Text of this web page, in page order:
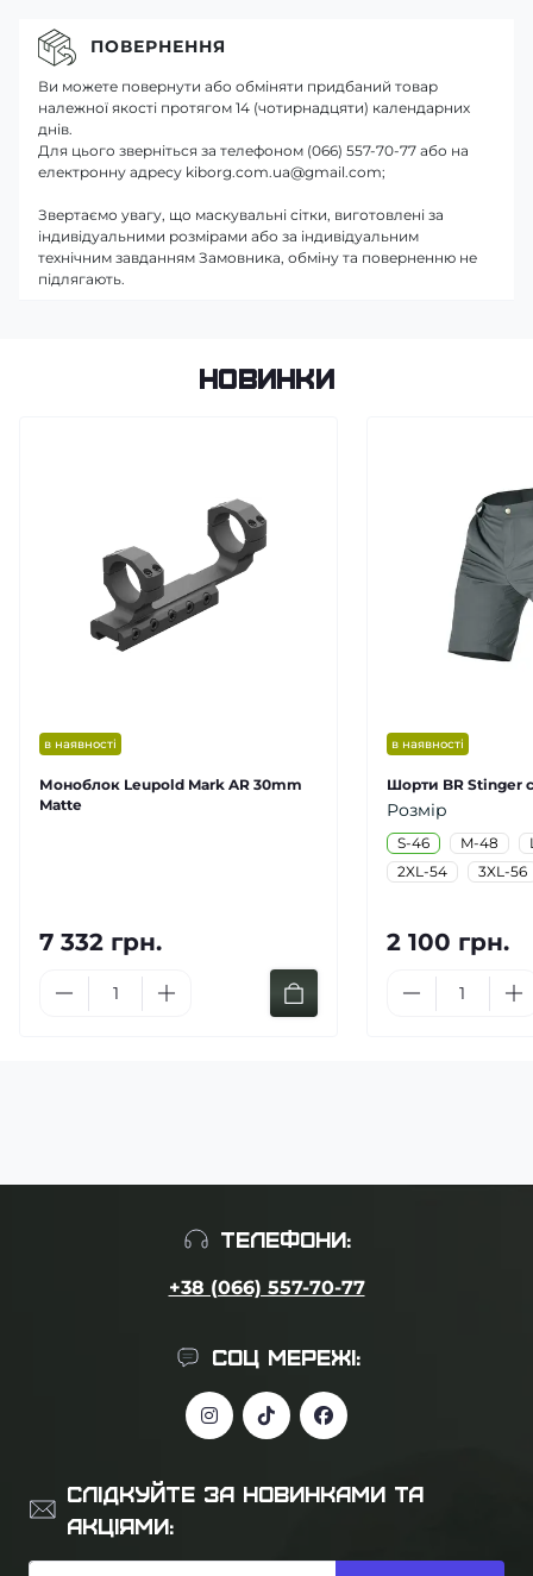
ПОВЕРНЕННЯ
Ви можете повернути або обміняти придбаний товар
належної якості протягом 14 (чотирнадцяти) календарних
днів.
Для цього зверніться за телефоном (066) 557-70-77 або на
електронну адресу kiborg.com.ua@gmail.com;
Звертаємо увагу, що маскувальні сітки, виготовлені за
індивідуальними розмірами або за індивідуальним
технічним завданням Замовника, обміну та поверненню не
підлягають.
Новинки
в наявності
Моноблок Leupold Mark AR 30mm
Matte
7 332 грн.
в наявності
Шорти BR Stinger
Розмір
S-46 M-48
2XL-54
3XL-56
2 100 грн.
ТЕЛЕФОНИ:
+38 (066) 557-70-77
СОЦ МЕРЕЖІ:
СЛІДКУЙТЕ ЗА НОВИНКАМИ ТА
АКЦІЯМИ: